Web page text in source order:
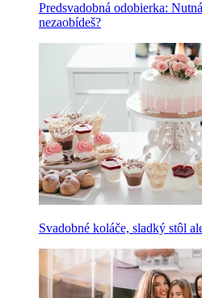
Predsvadobná odobierka:
nezaobídeš?
Svadobné koláče, sladký stôl